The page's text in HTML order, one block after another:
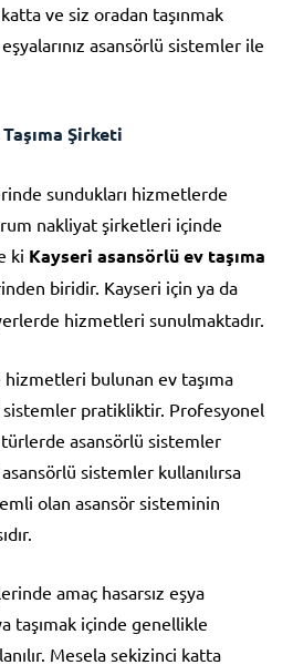
ve siz oradan taşınmak
asansörlü sistemler ile
Şirketi
sundukları hizmetlerde
nakliyat şirketleri içinde
ki Kayseri asansörlü ev taşıma
biridir. Kayseri için ya da
hizmetleri sunulmaktadır.
bulunan ev taşıma
pratikliktir. Profesyonel
asansörlü sistemler
sistemler kullanılırsa
olan asansör sisteminin
amaç hasarsız eşya
taşımak içinde genellikle
Mesela sekizinci katta